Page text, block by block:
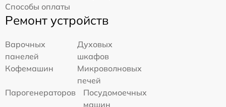
Способы оплаты
Ремонт устройств
Варочных
панелей
Духовых
шкафов
Кофемашин
Микроволновых
печей
Парогенераторов
Посудомоечных
машин